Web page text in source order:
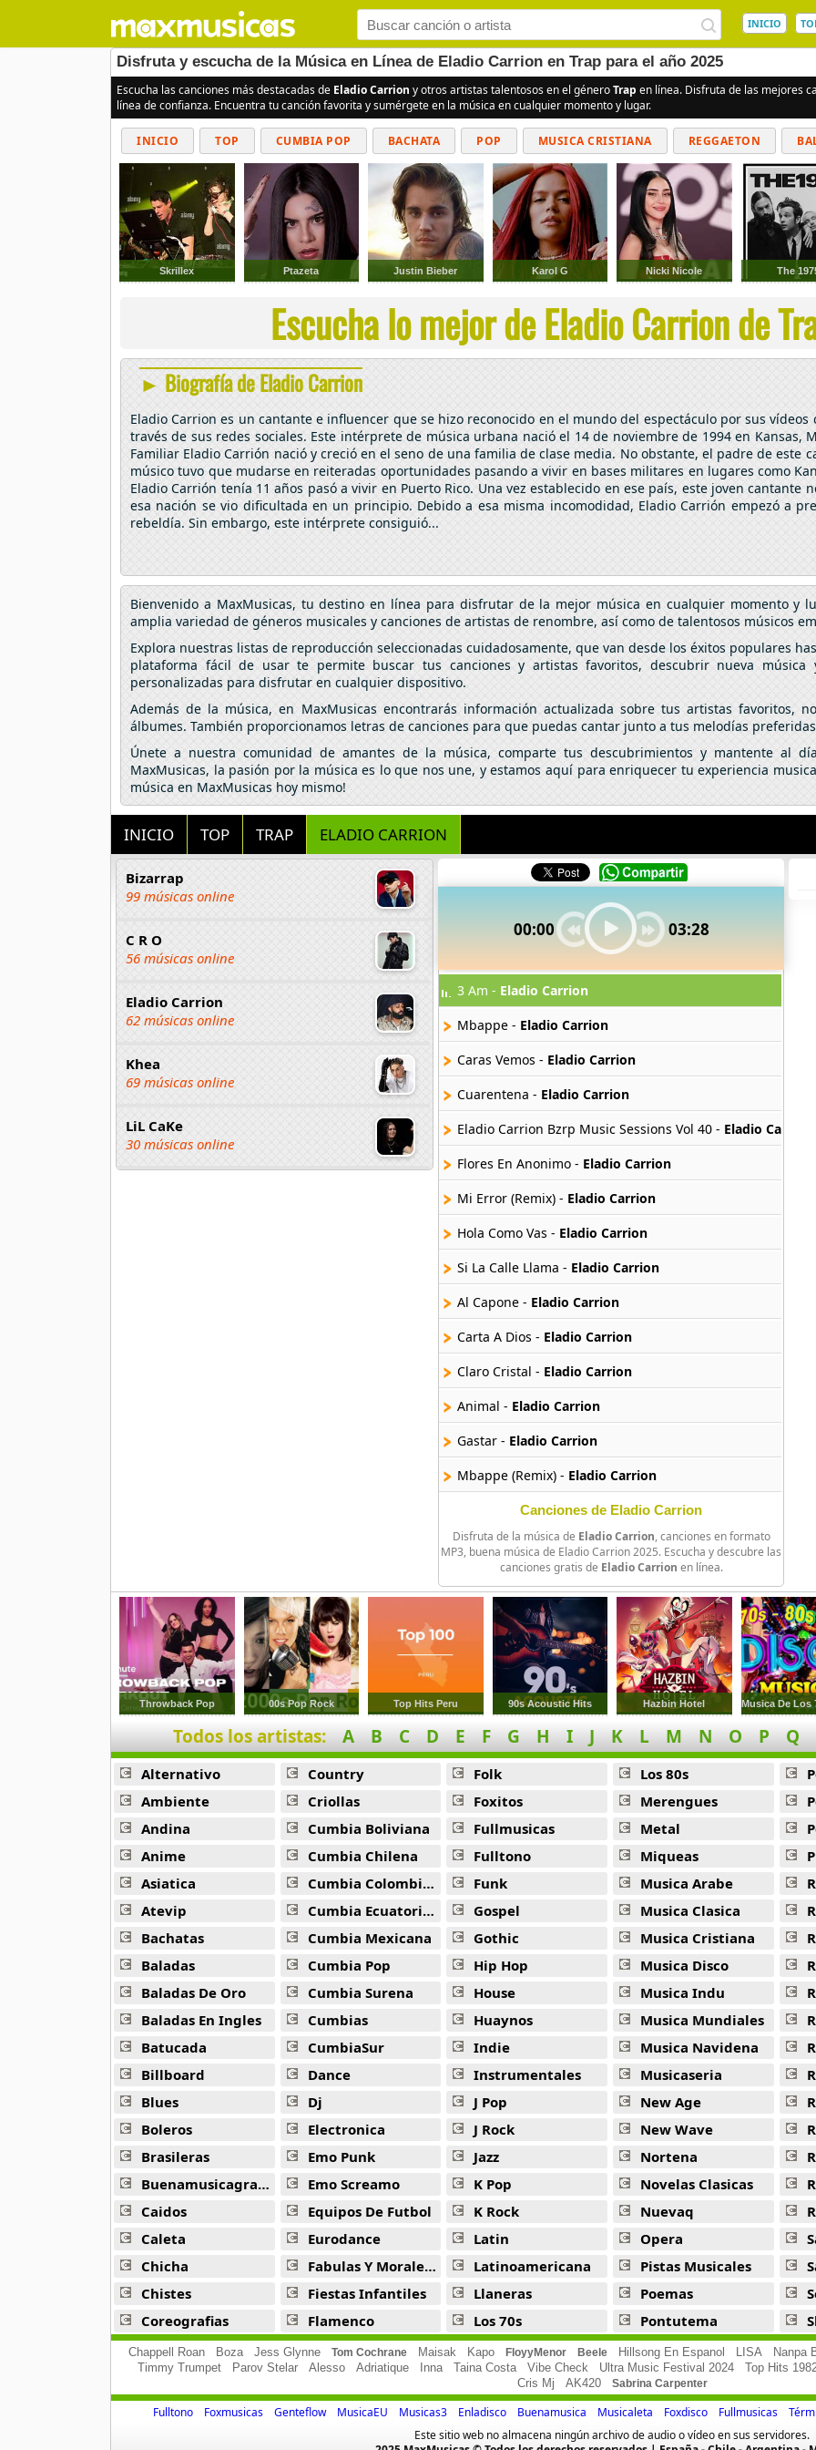
INICIO
Disfruta y escucha de la Música en Línea de Eladio Carrion en Trap para el año 2025
Escucha las canciones más destacadas de Eladio Carrion y otros artistas talentosos en el géneroTrap en línea. Disfruta de las mejores
línea de confianza. Encuentra tu canción favorita y sumérgete en la música en cualquier momento y lugar.
INICIO TOP CUMBIA POP BACHATA POP MUSICA CRISTIANA REGGAETON
CUMBIAS
Skrillex Ptazeta Justin Bieber Karol G Nicki Nicole The
Escucha lo mejor de Eladio Carrion de
► Biografía de Eladio Carrion
Eladio Carrion es un cantante e influencer que se hizo reconocido en el mundo del espectáculo por sus
través de sus redes sociales. Este intérprete de música urbana nació el 14 de noviembre de 1994 en Kansas,
Familiar Eladio Carrión nació y creció en el seno de una familia de clase media. No obstante, el padre de este
músico tuvo que mudarse en reiteradas oportunidades pasando a vivir en bases militares en lugares como
Eladio Carrión tenía 11 años pasó a vivir en Puerto Rico. Una vez establecido en ese país, este joven cantante
esa nación se vio dificultada en un principio. Debido a esa misma incomodidad, Eladio Carrión empezó a
rebeldía. Sin embargo, este intérprete consiguió...
Bienvenido a MaxMusicas, tu destino en línea para disfrutar de la mejor música en cualquier momento y
amplia variedad de géneros musicales y canciones de artistas de renombre, así como de talentosos músicos
Explora nuestras listas de reproducción seleccionadas cuidadosamente, que van desde los éxitos populares
plataforma fácil de usar te permite buscar tus canciones y artistas favoritos, descubrir nueva
personalizadas para disfrutar en cualquier dispositivo.
Además de la música, en MaxMusicas encontrarás información actualizada sobre tus artistas favoritos,
álbumes. También proporcionamos letras de canciones para que puedas cantar junto a tus melodías
Únete a nuestra comunidad de amantes de la música, comparte tus descubrimientos y mantente al
MaxMusicas, la pasión por la música es lo que nos une, y estamos aquí para enriquecer tu experiencia
música en MaxMusicas hoy mismo!
INICIO TOP TRAP ELADIO CARRION
Bizarrap
99 músicas online
C R O
56 músicas online
Eladio Carrion
62 músicas online
Khea
69 músicas online
LiL CaKe
30 músicas online
00:00 03:28
3 Am - Eladio Carrion
Mbappe - Eladio Carrion
Caras Vemos - Eladio Carrion
Cuarentena - Eladio Carrion
Eladio Carrion Bzrp Music Sessions Vol 40 - Eladio Carrion
Flores En Anonimo - Eladio Carrion
Mi Error (Remix) - Eladio Carrion
Hola Como Vas - Eladio Carrion
Si La Calle Llama - Eladio Carrion
Al Capone - Eladio Carrion
Carta A Dios - Eladio Carrion
Claro Cristal - Eladio Carrion
Animal - Eladio Carrion
Gastar - Eladio Carrion
Mbappe (Remix) - Eladio Carrion
Sauce Boy Freestyle 3 -Eladio Carrion
Sigue Bailandome -Eladio Carrion
Eladio Carrion
Si Lo Puedes Sonar -
Eladio Carrion
Air France -Eladio Carrion
Gangsta Party -Eladio Carrion
Hielo -Eladio Carrion
Actriz -Eladio Carrion
Me Usaste - Eladio Carrion
Par De Tenis -
Eladio Carrion
Progreso -
Friends -Eladio Carrion
Fuego -Eladio Carrion
Ele Uve -Eladio Carrion
Hp Freestyle -
Eladio Carrion
Lluvia (Remix) -
Eladio Carrion
Te Dijeron -
Huh -
Discoteca -
Gladiador -Eladio Carrion
Hennessy -Eladio Carrion
Nota -Eladio Carrion
Si Tu Te Vas -Eladio Carrion
Sauce Boy Freestyle 5 -Eladio Carrion
Canciones de Eladio Carrion
Disfruta de la música de Eladio Carrion, canciones en formato
MP3, buena música de Eladio Carrion 2025. Escucha y descubre las
canciones gratis de Eladio Carrion en línea.
Throwback Pop 00s Pop Rock Top Hits Peru 90s Acoustic Hits Hazbin Hotel
Todos los artistas: A B C D E F G H I J K L M N O P Q
Alternativo
Ambiente
Andina
Anime
Asiatica
Atevip
Bachatas
Baladas
Baladas De Oro
Baladas En Ingles
Batucada
Billboard
Blues
Boleros
Brasileras
Buenamusicagratis
Caidos
Caleta
Chicha
Chistes
Coreografias
Country
Criollas
Cumbia Boliviana
Cumbia Chilena
Cumbia Colombiana
Cumbia Ecuatoriana
Cumbia Mexicana
Cumbia Pop
Cumbia Surena
Cumbias
CumbiaSur
Dance
Dj
Electronica
Emo Punk
Emo Screamo
Equipos De Futbol
Eurodance
Fabulas Y Moralejas
Fiestas Infantiles
Flamenco
Folk
Foxitos
Fullmusicas
Fulltono
Funk
Gospel
Gothic
Hip Hop
House
Huaynos
Indie
Instrumentales
J Pop
J Rock
Jazz
K Pop
K Rock
Latin
Latinoamericana
Llaneras
Los 70s
Los 80s
Merengues
Metal
Miqueas
Musica Arabe
Musica Clasica
Musica Cristiana
Musica Disco
Musica Indu
Musica Mundiales
Musica Navidena
Musicaseria
New Age
New Wave
Nortena
Novelas Clasicas
Nuevaq
Opera
Pistas Musicales
Poemas
Pontutema
Chappell Roan Boza Jess Glynne Tom Cochrane Maisak Kapo FloyyMenor Beele Hillsong En Espanol LISA Nanpa
Timmy Trumpet
Parov Stelar Alesso Adriatique Inna Taina Costa Vibe Check Ultra Music Festival 2024 Top Hits
Cris Mj
AK420 Sabrina Carpenter
Fulltono Foxmusicas Genteflow MusicaEU Musicas3 Enladisco Buenamusica Musicaleta Foxdisco Fullmusicas
Este sitio web no almacena ningún archivo de audio o vídeo en sus servidores.